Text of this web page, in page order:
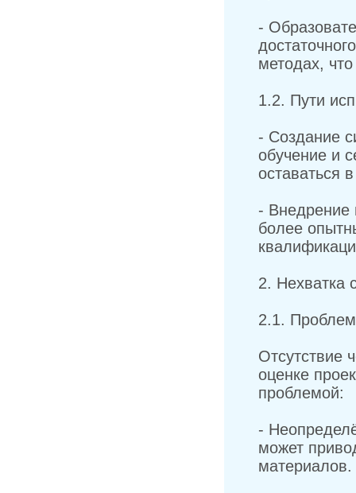
-
методах,
1.2. Пути
- Создание
обучение и
оставаться
- Внедрение
более
2. Нехватка
2.1.
Отсутствие
оценке
проблемой:
-
может
материалов.